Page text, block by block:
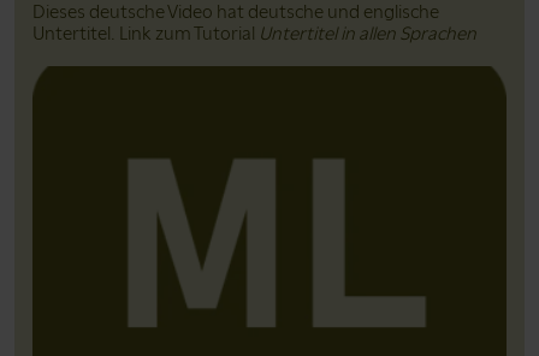
Dieses deutsche Video hat deutsche und englische
Untertitel. Link zum Tutorial Untertitel in allen Sprachen